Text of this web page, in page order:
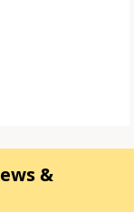
&